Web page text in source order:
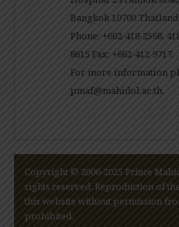
Bangkok 10700 Thailand
Phone: +662-418-2568,
8615 Fax: +662-412-9717.
For more information
pmaf@mahidol.ac.th.
Copyright © 2006-2025 Prince
rights reserved. Reproduction of
this website without permission
prohibited.